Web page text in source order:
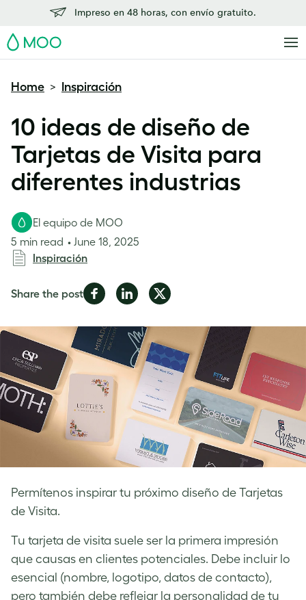
Impreso en 48 horas, con envío gratuito.
MOO
Home > Inspiración
10 ideas de diseño de
Tarjetas de Visita para
diferentes industrias
Permítenos inspirar tu próximo diseño de Tarjetas
de Visita.
El equipo de MOO
5 min read
June 18, 2025
Inspiración
Share the postShare
Facebook
Share
LinkedIn
Share
Twitter
Tu tarjeta de visita suele ser la primera impresión
que causas en clientes potenciales. Debe incluir lo
esencial (nombre, logotipo, datos de contacto),
pero también debe reflejar la personalidad de tu